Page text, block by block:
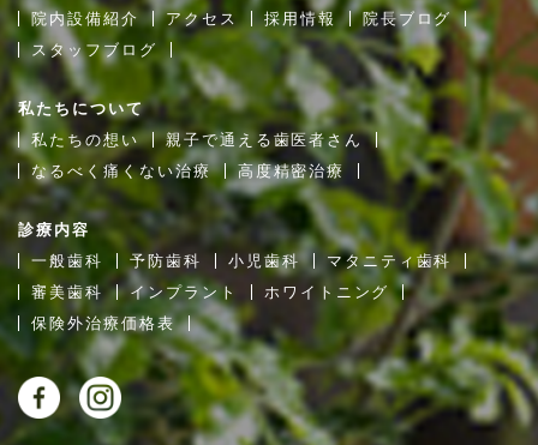
院内設備紹介
アクセス 採用情報
院長ブログ
スタッフブログ
私たちについて
私たちの想い
親子で通える歯医者さん
なるべく痛くない治療
高度精密治療
診療内容
一般歯科
予防歯科 小児歯科
マタニティ歯科
審美歯科
インプラント
ホワイトニング
保険外治療価格表